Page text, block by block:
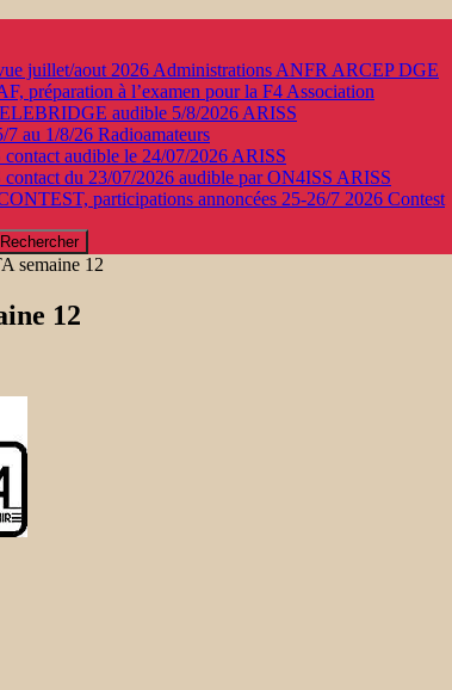
juillet/aout 2026 Administrations ANFR ARCEP DGE
préparation à l’examen pour la F4 Association
audible 5/8/2026 ARISS
au 1/8/26 Radioamateurs
audible le 24/07/2026 ARISS
du 23/07/2026 audible par ON4ISS ARISS
participations annoncées 25-26/7 2026 Contest
semaine 12
12